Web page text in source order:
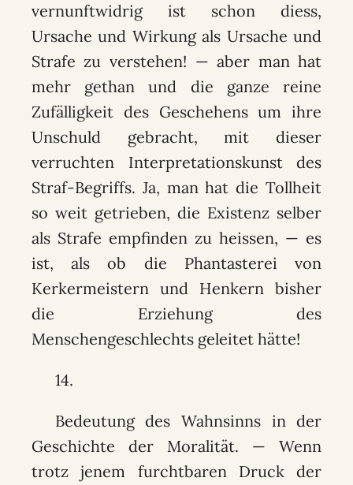
vernunftwidrig ist schon diess,
Ursache und Wirkung als Ursache und
Strafe zu verstehen! — aber man hat
mehr gethan und die ganze reine
Zufälligkeit des Geschehens um ihre
Unschuld gebracht, mit dieser
verruchten Interpretationskunst des
Straf-Begriffs. Ja, man hat die Tollheit
so weit getrieben, die Existenz selber
als Strafe empfinden zu heissen, — es
ist, als ob die Phantasterei von
Kerkermeistern und Henkern bisher
die Erziehung des
Menschengeschlechts geleitet hätte!
14.
Bedeutung des Wahnsinns in der
Geschichte der Moralität. — Wenn
trotz jenem furchtbaren Druck der